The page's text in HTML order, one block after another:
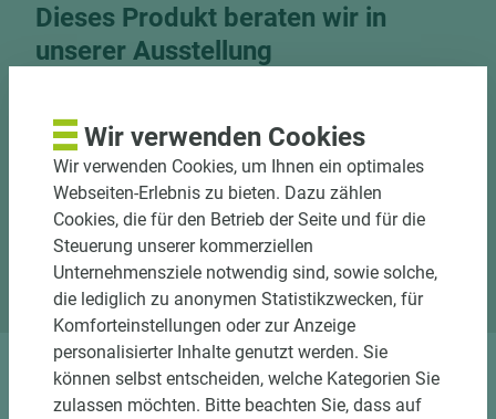
Dieses Produkt beraten wir in
unserer Ausstellung
unser Know-How für Trends, Farben und Räume.
Jetzt Termin vereinbaren
Standort Emsbüren
Standort Marsberg
DOWNLOADS
Wir verwenden Cookies
Wir verwenden Cookies, um Ihnen ein optimales
Webseiten-Erlebnis zu bieten. Dazu zählen
Cookies, die für den Betrieb der Seite und für die
Steuerung unserer kommerziellen
Unternehmensziele notwendig sind, sowie solche,
die lediglich zu anonymen Statistikzwecken, für
Komforteinstellungen oder zur Anzeige
personalisierter Inhalte genutzt werden. Sie
können selbst entscheiden, welche Kategorien Sie
zulassen möchten. Bitte beachten Sie, dass auf